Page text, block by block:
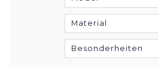
Material
Besonderheiten